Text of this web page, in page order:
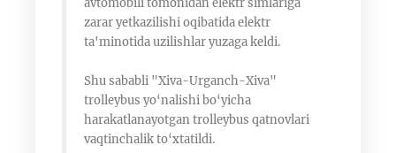
avtomobili tomonidan elektr simlariga
zarar yetkazilishi oqibatida elektr
ta'minotida uzilishlar yuzaga keldi.
Shu sababli "Xiva-Urganch-Xiva"
trolleybus yo‘nalishi bo‘yicha
harakatlanayotgan trolleybus qatnovlari
vaqtinchalik to‘xtatildi.